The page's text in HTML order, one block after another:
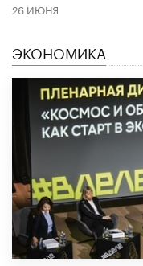
26 ИЮНЯ
ЭКОНОМИКА